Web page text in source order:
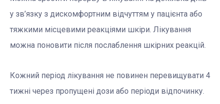
у зв’язку з дискомфортним відчуттям у пацієнта або
тяжкими місцевими реакціями шкіри. Лікування
можна поновити після послаблення шкірних реакцій.
Кожний період лікування не повинен перевищувати 4
тижні через пропущені дози або періоди відпочинку.